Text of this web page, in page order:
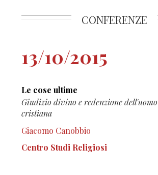
CONFERENZE
13/10/2015
Le cose ultime
Giudizio divino e redenzione
cristiana
Giacomo Canobbio
Centro Studi Religiosi